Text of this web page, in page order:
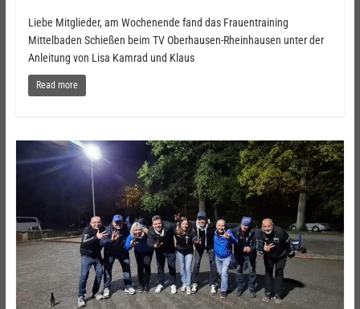
Liebe Mitglieder, am Wochenende fand das Frauentraining
Mittelbaden Schießen beim TV Oberhausen-Rheinhausen unter der
Anleitung von Lisa Kamrad und Klaus
Read more